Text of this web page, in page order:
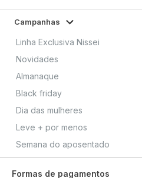
Campanhas
Linha Exclusiva Nissei
Novidades
Almanaque
Black friday
Dia das mulheres
Leve + por menos
Semana do aposentado
Formas de pagamentos